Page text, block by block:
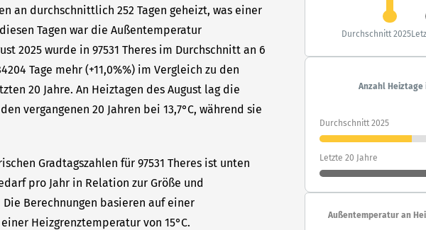
an durchschnittlich 252 Tagen geheizt, was einer
Tagen war die Außentemperatur
2025 wurde in 97531 Theres im Durchschnitt an 6
Tage mehr (+11,0%%) im Vergleich zu den
20 Jahre. An Heiztagen des August lag die
vergangenen 20 Jahren bei 13,7°C, während sie
Gradtagszahlen für 97531 Theres ist unten
pro Jahr in Relation zur Größe und
Berechnungen basieren auf einer
Heizgrenztemperatur von 15°C.
Durchschnitt 2025
Anzahl Heiztage
Durchschnitt 2025
Letzte 20 Jahre
Außentemperatur an